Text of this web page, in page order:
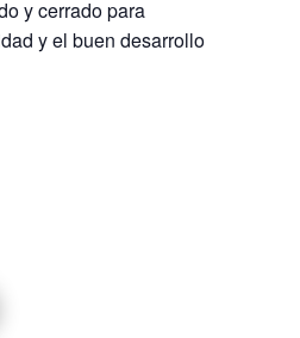
y cerrado para
y el buen desarrollo